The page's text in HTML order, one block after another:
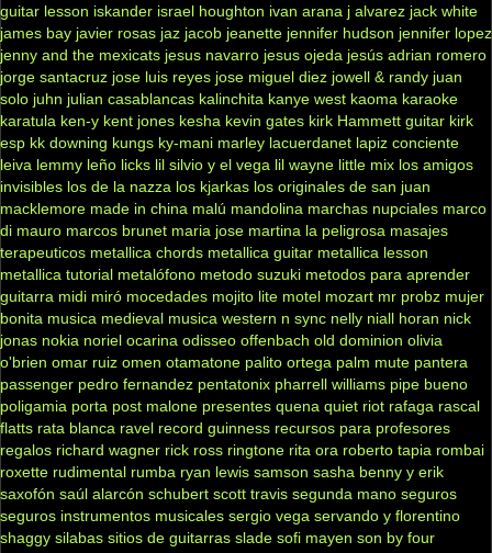
guitar lesson iskander israel houghton ivan arana j alvarez jack white
james bay javier rosas jaz jacob jeanette jennifer hudson jennifer lopez
jenny and the mexicats jesus navarro jesus ojeda jesús adrian romero
jorge santacruz jose luis reyes jose miguel diez jowell & randy juan
solo juhn julian casablancas kalinchita kanye west kaoma karaoke
karatula ken-y kent jones kesha kevin gates kirk Hammett guitar kirk
esp kk downing kungs ky-mani marley lacuerdanet lapiz conciente
leiva lemmy leño licks lil silvio y el vega lil wayne little mix los amigos
invisibles los de la nazza los kjarkas los originales de san juan
macklemore made in china malú mandolina marchas nupciales marco
di mauro marcos brunet maria jose martina la peligrosa masajes
terapeuticos metallica chords metallica guitar metallica lesson
metallica tutorial metalófono metodo suzuki metodos para aprender
guitarra midi miró mocedades mojito lite motel mozart mr probz mujer
bonita musica medieval musica western n sync nelly niall horan nick
jonas nokia noriel ocarina odisseo offenbach old dominion olivia
o'brien omar ruiz omen otamatone palito ortega palm mute pantera
passenger pedro fernandez pentatonix pharrell williams pipe bueno
poligamia porta post malone presentes quena quiet riot rafaga rascal
flatts rata blanca ravel record guinness recursos para profesores
regalos richard wagner rick ross ringtone rita ora roberto tapia rombai
roxette rudimental rumba ryan lewis samson sasha benny y erik
saxofón saúl alarcón schubert scott travis segunda mano seguros
seguros instrumentos musicales sergio vega servando y florentino
shaggy silabas sitios de guitarras slade sofi mayen son by four